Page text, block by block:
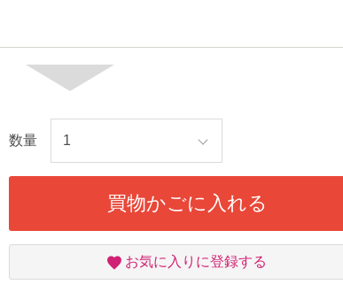
数量
買物かごに入れる
おお気に入りに登録する